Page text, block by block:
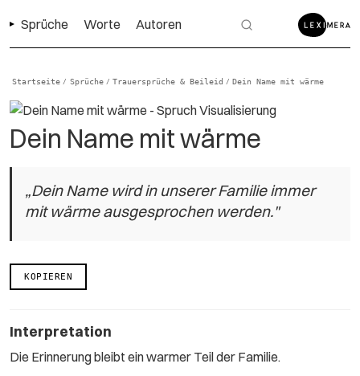
Sprüche Worte Autoren
Startseite / Sprüche / Trauersprüche & Beileid / Dein Name mit wärme
Dein Name mit wärme
„Dein Name wird in unserer Familie immer
mit wärme ausgesprochen werden."
KOPIEREN
Interpretation
Die Erinnerung bleibt ein warmer Teil der Familie.